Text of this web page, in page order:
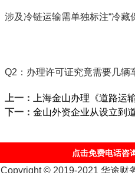
涉及冷链运输需单独标注“冷藏
Q2：办理许可证究竟需要几辆
上一： 上海金山办理《道路运
下一： 金山外资企业从设立到
点击免费电话咨
Copyright © 2019-2021 华途财